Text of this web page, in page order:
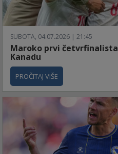
SUBOTA, 04.07.2026 | 21:45
Maroko prvi
Kanadu
PROČITAJ VIŠE